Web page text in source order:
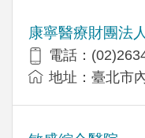
康寧醫療財團法
電話：
地址：臺北市